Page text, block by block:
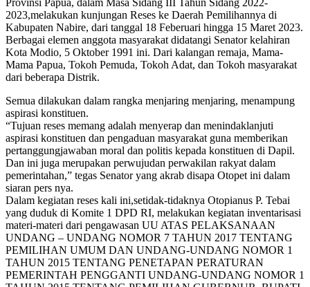
Provinsi Papua, dalam Masa Sidang III Tahun Sidang 2022-
2023,melakukan kunjungan Reses ke Daerah Pemilihannya di
Kabupaten Nabire, dari tanggal 18 Feberuari hingga 15 Maret 2023.
Berbagai elemen anggota masyarakat didatangi Senator kelahiran
Kota Modio, 5 Oktober 1991 ini. Dari kalangan remaja, Mama-
Mama Papua, Tokoh Pemuda, Tokoh Adat, dan Tokoh masyarakat
dari beberapa Distrik.
Semua dilakukan dalam rangka menjaring menjaring, menampung
aspirasi konstituen.
“Tujuan reses memang adalah menyerap dan menindaklanjuti
aspirasi konstituen dan pengaduan masyarakat guna memberikan
pertanggungjawaban moral dan politis kepada konstituen di Dapil.
Dan ini juga merupakan perwujudan perwakilan rakyat dalam
pemerintahan,” tegas Senator yang akrab disapa Otopet ini dalam
siaran pers nya.
Dalam kegiatan reses kali ini,setidak-tidaknya Otopianus P. Tebai
yang duduk di Komite 1 DPD RI, melakukan kegiatan inventarisasi
materi-materi dari pengawasan UU ATAS PELAKSANAAN
UNDANG – UNDANG NOMOR 7 TAHUN 2017 TENTANG
PEMILIHAN UMUM DAN UNDANG-UNDANG NOMOR 1
TAHUN 2015 TENTANG PENETAPAN PERATURAN
PEMERINTAH PENGGANTI UNDANG-UNDANG NOMOR 1